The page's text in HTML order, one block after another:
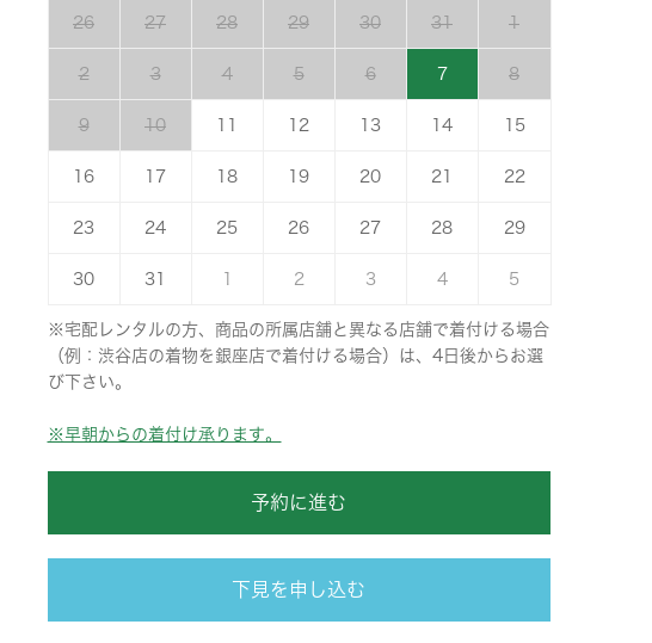
26 27 28 29 30 31 1
2 3 4 5 6 7 8
9 10 12 13 14 15
16 17 18 19 20 21 22
23 24 25 26 27 28 29
30 31 2 3 4 5
※宅配レンタルの方、商品の所属店舗と異なる店舗で着付ける場合
（例：渋谷店の着物を銀座店で着付ける場合）は、4日後からお選
び下さい。
※早朝からの着付け承ります。
予約に進む
下見を申し込む